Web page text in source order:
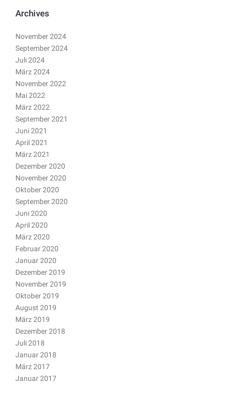
Archives
November 2024
September 2024
Juli 2024
März 2024
November 2022
Mai 2022
März 2022
September 2021
Juni 2021
April 2021
März 2021
Dezember 2020
November 2020
Oktober 2020
September 2020
Juni 2020
April 2020
März 2020
Februar 2020
Januar 2020
Dezember 2019
November 2019
Oktober 2019
August 2019
März 2019
Dezember 2018
Juli 2018
Januar 2018
März 2017
Januar 2017